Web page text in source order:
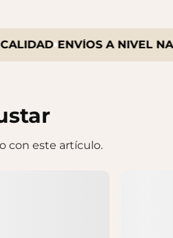
ENVÍOS A NIVEL
con este artículo.